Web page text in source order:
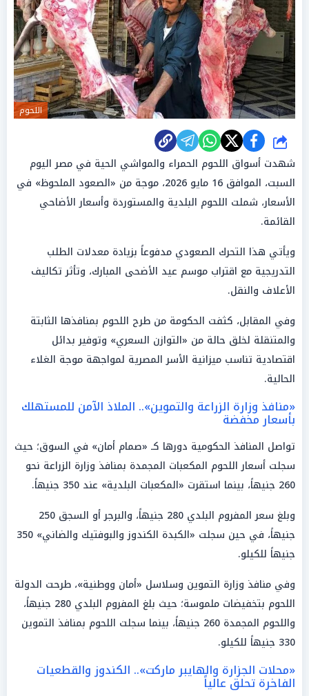
اللحوم
شارك
شهدت أسواق اللحوم الحمراء والمواشي الحية في مصر اليوم
السبت، الموافق 16 مايو 2026، موجة من «الصعود الملحوظ» في
الأسعار، شملت اللحوم البلدية والمستوردة وأسعار الأضاحي
القائمة.
ويأتي هذا التحرك الصعودي مدفوعاً بزيادة معدلات الطلب
التدريجية مع اقتراب موسم عيد الأضحى المبارك، وتأثر تكاليف
الأعلاف والنقل.
وفي المقابل، كثفت الحكومة من طرح اللحوم بمنافذها الثابتة
والمتنقلة لخلق حالة من «التوازن السعري» وتوفير بدائل
اقتصادية تناسب ميزانية الأسر المصرية لمواجهة موجة الغلاء
الحالية.
«منافذ وزارة الزراعة والتموين».. الملاذ الآمن للمستهلك
بأسعار مخفضة
تواصل المنافذ الحكومية دورها كـ «صمام أمان» في السوق؛ حيث
سجلت أسعار اللحوم المكعبات المجمدة بمنافذ وزارة الزراعة نحو
260 جنيهاً، بينما استقرت «المكعبات البلدية» عند 350 جنيهاً.
وبلغ سعر المفروم البلدي 280 جنيهاً، والبرجر أو السجق 250
جنيهاً، في حين سجلت «الكبدة الكندوز والبوفتيك والضاني» 350
جنيهاً للكيلو.
وفي منافذ وزارة التموين وسلاسل «أمان ووطنية»، طرحت الدولة
اللحوم بتخفيضات ملموسة؛ حيث بلغ المفروم البلدي 280 جنيهاً،
واللحوم المجمدة 260 جنيهاً، بينما سجلت اللحوم بمنافذ التموين
330 جنيهاً للكيلو.
«محلات الجزارة والهايبر ماركت».. الكندوز والقطعيات
الفاخرة تحلق عالياً